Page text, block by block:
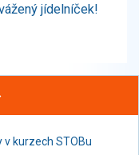
jídelníček!
v kurzech STOBu